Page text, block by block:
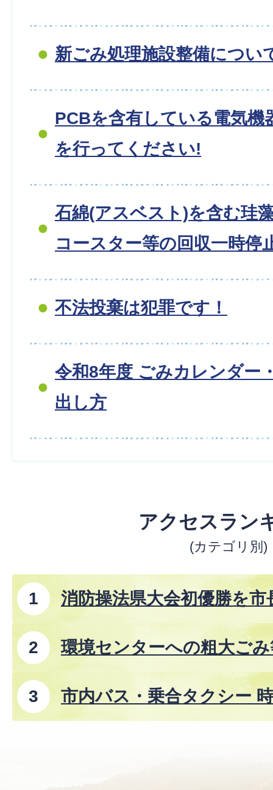
新ごみ処理施設整備につい
PCBを含有している電気機
を行ってください!
石綿(アスベスト)を含む珪
コースター等の回収一時停
不法投棄は犯罪です！
令和8年度 ごみカレンダー
出し方
アクセスラン
(カテゴリ別)
消防操法県大会初優勝を市
環境センターへの粗大ご
市内バス・乗合タクシー
8年8月1日改正)